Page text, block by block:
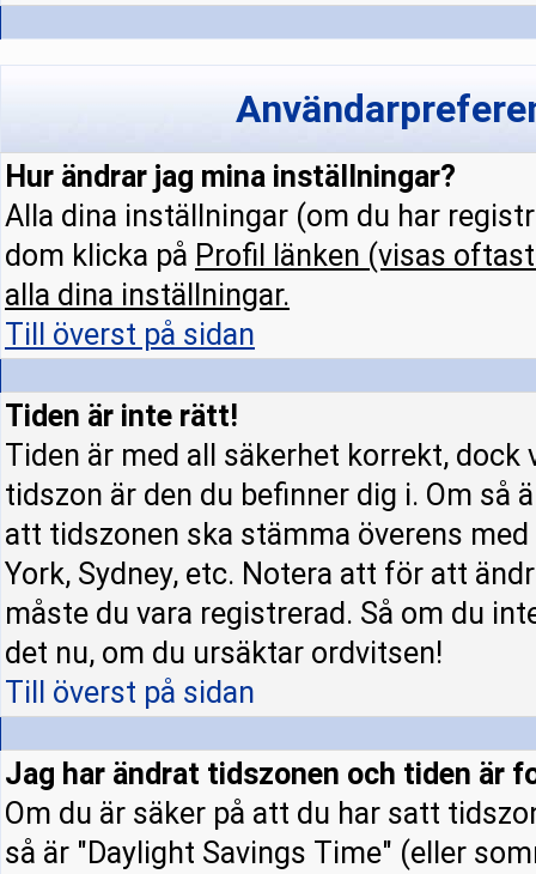
Hur ändrar jag mina inställningar?
Alla dina inställningar (om du har
dom klicka på Profil
länken (visas
alla dina inställningar.
Till överst på sidan
Tiden är inte rätt!
Tiden är med all säkerhet korrekt, dock
tidszon är den du befinner dig i. Om så
att tidszonen ska stämma överens
York, Sydney, etc. Notera att för att
måste du vara registrerad. Så om du
det nu, om du ursäktar ordvitsen!
Till överst på sidan
Jag har ändrat tidszonen och tiden är
Om du är säker på att du har satt
så är "Daylight Savings Time" (eller